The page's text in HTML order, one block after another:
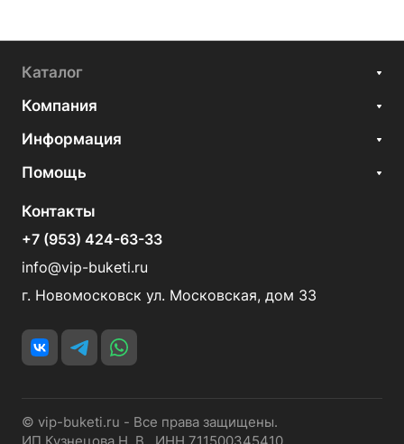
Каталог
Компания
Информация
Помощь
Контакты
+7 (953) 424-63-33
info@vip-buketi.ru
г. Новомосковск ул. Московская, дом 33
© vip-buketi.ru - Все права защищены.